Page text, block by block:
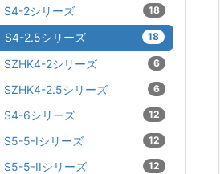
S4-2シリーズ 18
S4-2.5シリーズ 18
SZHK4-2シリーズ 6
SZHK4-2.5シリーズ 6
S4-6シリーズ 12
S5-5-Iシリーズ 12
S5-5-IIシリーズ 12